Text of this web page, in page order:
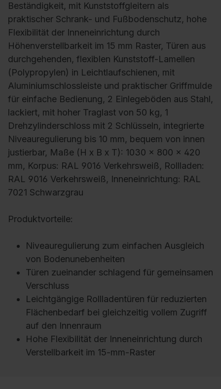
Beständigkeit, mit Kunststoffgleitern als
praktischer Schrank- und Fußbodenschutz, hohe
Flexibilität der Inneneinrichtung durch
Höhenverstellbarkeit im 15 mm Raster, Türen aus
durchgehenden, flexiblen Kunststoff-Lamellen
(Polypropylen) in Leichtlaufschienen, mit
Aluminiumschlossleiste und praktischer Griffmulde
für einfache Bedienung, 2 Einlegeböden aus Stahl,
lackiert, mit hoher Traglast von 50 kg, 1
Drehzylinderschloss mit 2 Schlüsseln, integrierte
Niveauregulierung bis 10 mm, bequem von innen
justierbar, Maße (H x B x T): 1030 x 800 x 420
mm, Korpus: RAL 9016 Verkehrsweiß, Rollladen:
RAL 9016 Verkehrsweiß, Inneneinrichtung: RAL
7021 Schwarzgrau
Produktvorteile:
Niveauregulierung zum einfachen Ausgleich
von Bodenunebenheiten
Türen zueinander schlagend für gemeinsamen
Verschluss
Leichtgängige Rollladentüren für reduzierten
Flächenbedarf bei gleichzeitig vollem Zugriff
auf den Innenraum
Hohe Flexibilität der Inneneinrichtung durch
Verstellbarkeit im 15-mm-Raster